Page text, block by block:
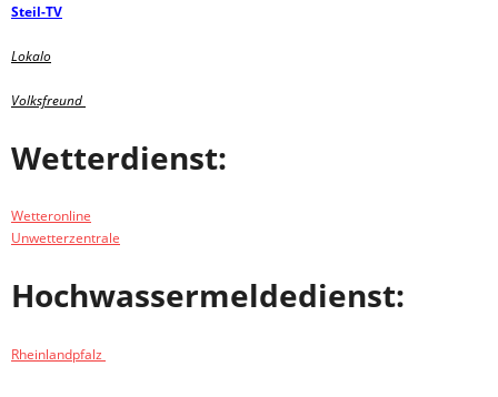
Steil-TV
Lokalo
Volksfreund
Wetterdienst:
Wetteronline
Unwetterzentrale
Hochwassermeldedienst:
Rheinlandpfalz